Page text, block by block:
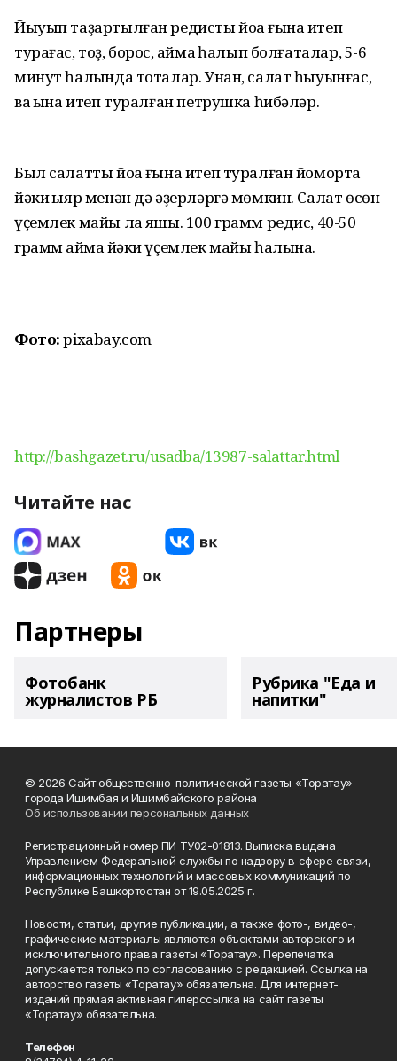
Йыуып таҙартылған редисты йоҡа ғына итеп
турағас, тоҙ, борос, ҡай­маҡ һалып болғаталар, 5-6
минут һалҡында тоталар. Унан, салат һыуынғас,
ваҡ ҡына итеп туралған петрушка һибәләр.
Был салат­ты йоҡа ғына итеп туралған йомортҡа
йәки ҡыяр менән дә әҙерләргә мөм­кин. Салат өсөн
үҫемлек майы ла яҡшы. 100 грамм редис, 40-50
грамм ҡаймаҡ йәки үҫемлек майы һалына.
Фото:pixabay.com
http://bashgazet.ru/usadba/13987-salattar.html
Читайте нас
Партнеры
Фотобанк
журналистов РБ
Рубрика "Еда и
напитки"
© 2026 Сайт общественно-политической газеты «Торатау»
города Ишимбая и Ишимбайского района
Об использовании персональных данных
Регистрационный номер ПИ ТУ02-01813. Выписка выдана
Управлением Федеральной службы по надзору в сфере связи,
информационных технологий и массовых коммуникаций по
Республике Башкортостан от 19.05.2025 г.
Новости, статьи, другие публикации, а также фото-, видео-,
графические материалы являются объектами авторского и
исключительного права газеты «Торатау». Перепечатка
допускается только по согласованию с редакцией. Ссылка на
авторство газеты «Торатау» обязательна. Для интернет-
изданий прямая активная гиперссылка на сайт газеты
«Торатау» обязательна.
Телефон